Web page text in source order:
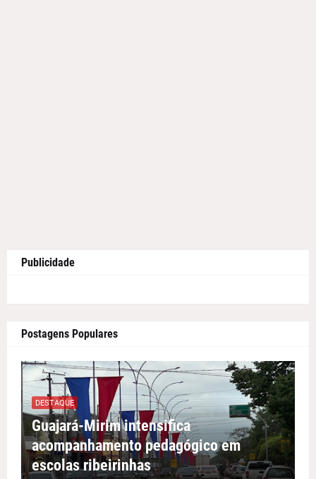
Publicidade
Postagens Populares
DESTAQUE
Guajará-Mirim intensifica
acompanhamento pedagógico em
escolas ribeirinhas